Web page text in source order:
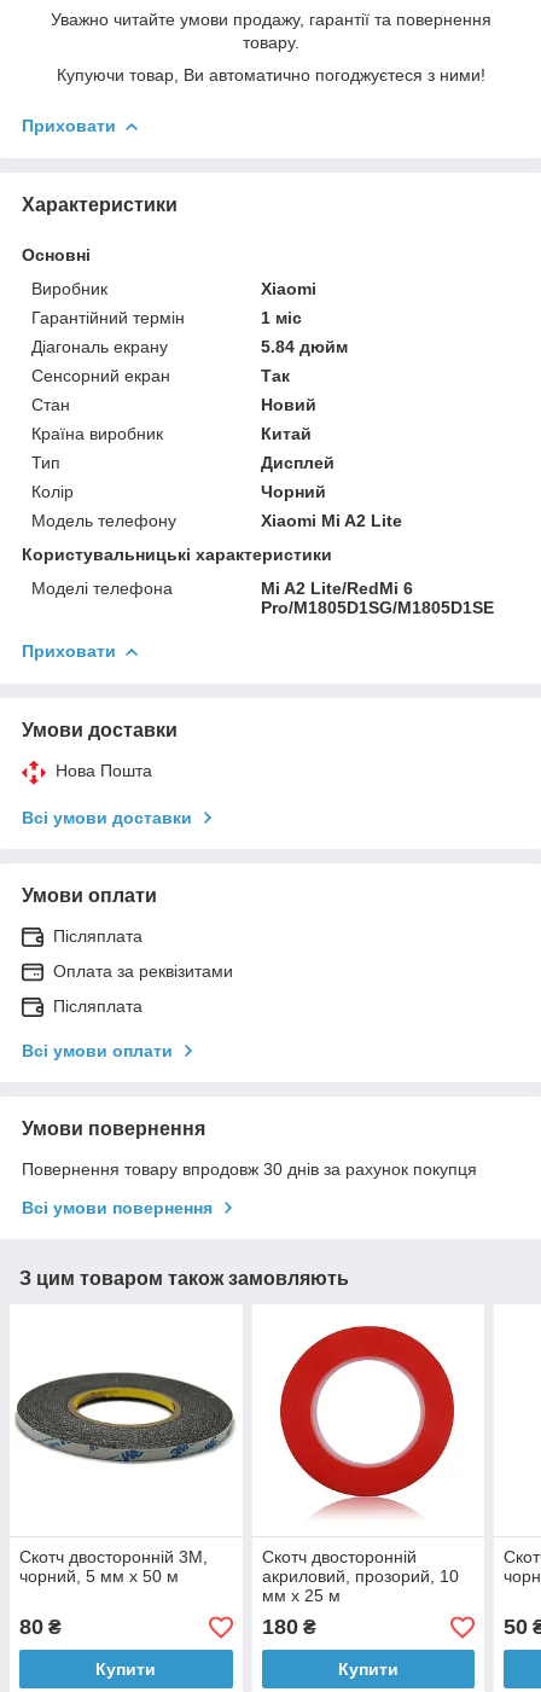
Уважно читайте умови продажу, гарантії та повернення
товару.
Купуючи товар, Ви автоматично погоджуєтеся з ними!
Приховати
Характеристики
Основні
Виробник
Xiaomi
Гарантійний термін
1 міс
Діагональ екрану
5.84 дюйм
Сенсорний екран
Так
Стан
Новий
Країна виробник
Китай
Тип
Дисплей
Колір
Чорний
Модель телефону
Xiaomi Mi A2 Lite
Користувальницькі характеристики
Моделі телефона
Mi A2 Lite/RedMi 6
Pro/M1805D1SG/M1805D1SE
Приховати
Умови доставки
Нова Пошта
Всі умови доставки
Умови оплати
Післяплата
Оплата за реквізитами
Післяплата
Всі умови оплати
Умови повернення
Повернення товару впродовж 30 днів за рахунок покупця
Всі умови повернення
З цим товаром також замовляють
Скотч двосторонній 3M,
чорний, 5 мм x 50 м
80 ₴
Купити
Скотч двосторонній
акриловий, прозорий, 10
мм x 25 м
180₴
Купити
50